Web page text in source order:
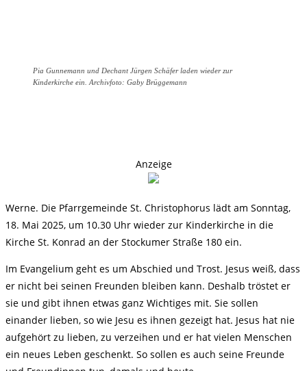
Pia Gunnemann und Dechant Jürgen Schäfer laden wieder zur
Kinderkirche ein. Archivfoto: Gaby Brüggemann
Anzeige
Werne. Die Pfarrgemeinde St. Christophorus lädt am Sonntag,
18. Mai 2025, um 10.30 Uhr wieder zur Kinderkirche in die
Kirche St. Konrad an der Stockumer Straße 180 ein.
Im Evangelium geht es um Abschied und Trost. Jesus weiß, dass
er nicht bei seinen Freunden bleiben kann. Deshalb tröstet er
sie und gibt ihnen etwas ganz Wichtiges mit. Sie sollen
einander lieben, so wie Jesu es ihnen gezeigt hat. Jesus hat nie
aufgehört zu lieben, zu verzeihen und er hat vielen Menschen
ein neues Leben geschenkt. So sollen es auch seine Freunde